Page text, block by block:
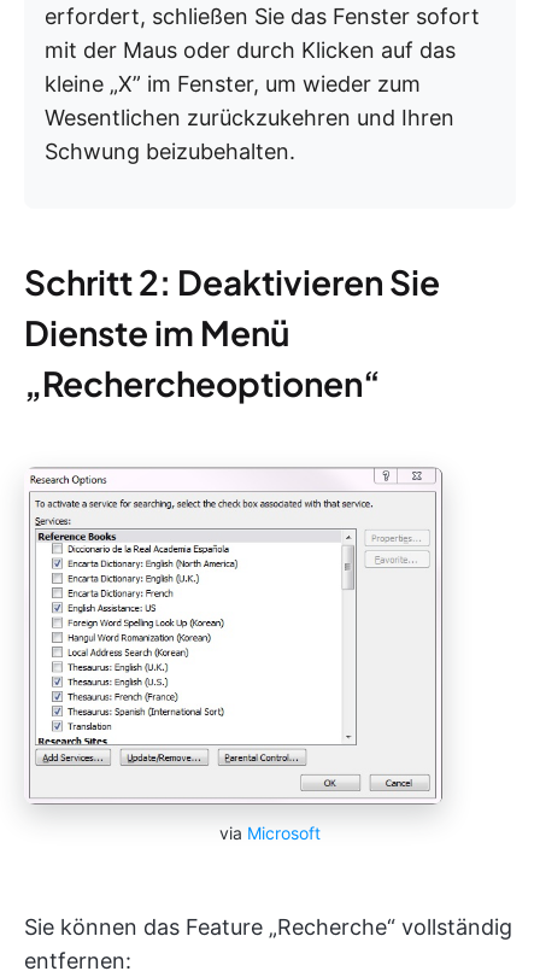
erfordert, schließen Sie das Fenster sofort
mit der Maus oder durch Klicken auf das
kleine „X” im Fenster, um wieder zum
Wesentlichen zurückzukehren und Ihren
Schwung beizubehalten.
Schritt 2: Deaktivieren Sie
Dienste im Menü
„Rechercheoptionen“
via Microsoft
Sie können das Feature „Recherche“ vollständig
entfernen: